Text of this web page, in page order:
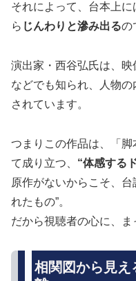
それによって、台本上
ら じんわりと滲み出るの
演出家・西谷弘氏は、映
などでも知られ、人物
されています。
つまりこの作品は、「
て成り立つ、 “体感する
原作がないからこそ、台
れたもの”。
だから視聴者の心に、ま
相関図から見え